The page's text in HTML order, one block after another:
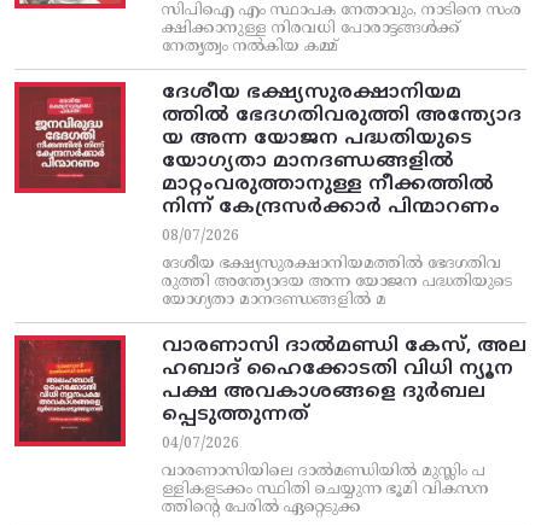
സിപിഐ എം സ്ഥാപക നേതാവും, നാടിനെ സംര
ക്ഷിക്കാനുള്ള നിരവധി പോരാട്ടങ്ങള്‍ക്ക്‌
നേതൃത്വം നല്‍കിയ കമ്മ്
ദേശീയ ഭക്ഷ്യസുരക്ഷാനിയമ
ത്തിൽ ഭേദഗതിവരുത്തി അന്ത്യോദ
യ അന്ന യോജന പദ്ധതിയുടെ
യോഗ്യതാ മാനദണ്ഡങ്ങളിൽ
മാറ്റംവരുത്താനുള്ള നീക്കത്തിൽ
നിന്ന്‌ കേന്ദ്രസർക്കാർ പിന്മാറണം
08/07/2026
ദേശീയ ഭക്ഷ്യസുരക്ഷാനിയമത്തിൽ ഭേദഗതിവ
രുത്തി അന്ത്യോദയ അന്ന യോജന പദ്ധതിയുടെ
യോഗ്യതാ മാനദണ്ഡങ്ങളിൽ മ
വാരണാസി ദാൽമണ്ഡി കേസ്, അല
ഹബാദ് ഹൈക്കോടതി വിധി ന്യൂന
പക്ഷ അവകാശങ്ങളെ ദുർബല
പ്പെടുത്തുന്നത്
04/07/2026
വാരണാസിയിലെ ദാൽമണ്ഡിയിൽ മുസ്ലിം പ
ള്ളികളടക്കം സ്ഥിതി ചെയ്യുന്ന ഭൂമി വികസന
ത്തിന്റെ പേരിൽ ഏറ്റെടുക്ക